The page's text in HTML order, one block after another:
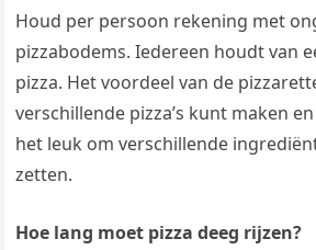
Houd per persoon rekening met
pizzabodems. Iedereen houdt van
pizza. Het voordeel van de
verschillende pizza’s kunt maken
het leuk om verschillende
zetten.
Hoe lang moet pizza deeg rijzen?